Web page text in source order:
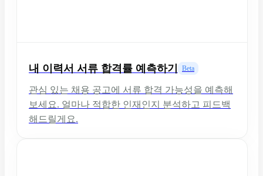
내 이력서 서류 합격률 예측하기 Beta
관심 있는 채용 공고에 서류 합격 가능성을 예측해
보세요. 얼마나 적합한 인재인지 분석하고 피드백
해드릴게요.